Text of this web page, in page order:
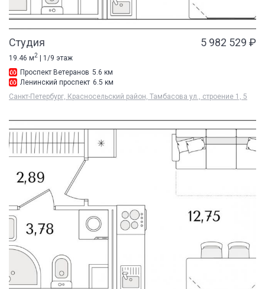
Студия 5 982 529 ₽
19.46 м2 | 1/9 этаж
Проспект Ветеранов 5.6 км
Ленинский проспект 6.5 км
Санкт-Петербург, Красносельский район, Тамбасова ул., строение 1, 5